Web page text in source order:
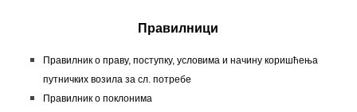
Правилници
Правилник о праву, поступку, условима и начину коришћења
путничких возила за сл. потребе
Правилник о поклонима